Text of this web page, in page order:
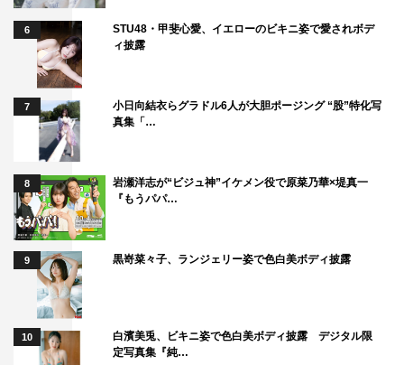
6
STU48・甲斐心愛、イエローのビキニ姿で愛されボデ
ィ披露
7
小日向結衣らグラドル6人が大胆ポージング “股”特化写
真集「…
8
岩瀬洋志が“ビジュ神”イケメン役で原菜乃華×堤真一
『もうパパ…
9 黒嵜菜々子、ランジェリー姿で色白美ボディ披露
10
白濱美兎、ビキニ姿で色白美ボディ披露 デジタル限
定写真集『純…